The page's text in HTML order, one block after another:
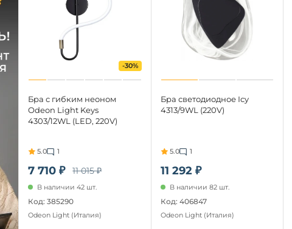
7 710 ₽ 11 015 ₽
-30%
Бра с гибким неоном
Odeon Light Keys
4303/12WL (LED, 220V)
5.0 1
В наличии 42 шт.
Код: 385290
Odeon Light (Италия)
11 292 ₽
Бра светодиодное Icy
4313/9WL (220V)
5.0 1
В наличии 82 шт.
Код: 406847
Odeon Light (Италия)